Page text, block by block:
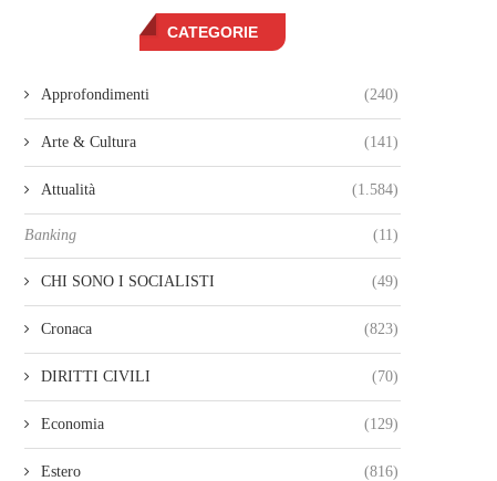
CATEGORIE
Approfondimenti (240)
Arte & Cultura (141)
Attualità (1.584)
Banking (11)
CHI SONO I SOCIALISTI (49)
Cronaca (823)
DIRITTI CIVILI (70)
Economia (129)
Estero (816)